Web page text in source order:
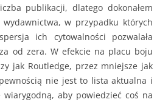
publikacji, dlatego dokonałem
w przypadku których
ich cytowalności pozwalała
od zera. W efekcie na placu boju
jak Routledge, przez mniejsze jak
nie jest to lista aktualna i
aby powiedzieć coś na